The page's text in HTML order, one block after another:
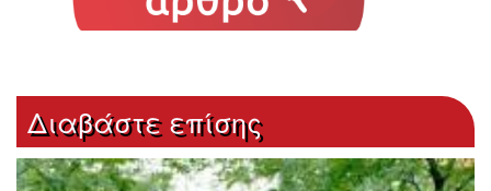
Διαβάστε επίσης